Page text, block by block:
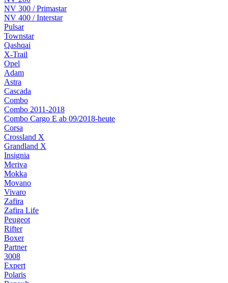
NV 300 / Primastar
NV 400 / Interstar
Pulsar
Townstar
Qashqai
X-Trail
Opel
Adam
Astra
Cascada
Combo
Combo 2011-2018
Combo Cargo E ab 09/2018-heute
Corsa
Crossland X
Grandland X
Insignia
Meriva
Mokka
Movano
Vivaro
Zafira
Zafira Life
Peugeot
Rifter
Boxer
Partner
3008
Expert
Polaris